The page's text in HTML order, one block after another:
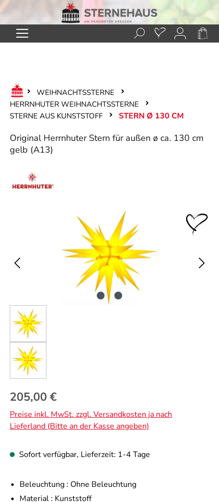
Zum Hauptinhalt springen
WEIHNACHTSSTERNE
HERRNHUTER WEIHNACHTSSTERNE
STERNE AUS KUNSTSTOFF
STERN Ø 130 CM
Original Herrnhuter Stern für außen ø ca. 130 cm
gelb (A13)
Bildergalerie überspringen
Regulärer Preis:
205,00 €
Preise inkl. MwSt. zzgl. Versandkosten ja nach
Lieferland (Bitte an der Kasse angeben)
Sofort verfügbar, Lieferzeit: 1-4 Tage
Beleuchtung : Ohne Beleuchtung
Material : Kunststoff